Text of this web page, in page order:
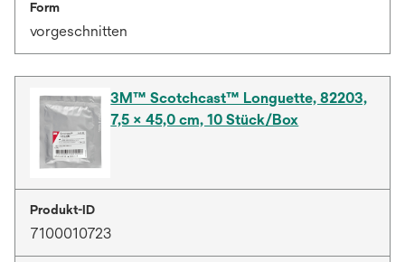
Form
vorgeschnitten
3M™ Scotchcast™ Longuette, 82203,
7,5 × 45,0 cm, 10 Stück/Box
Produkt-ID
7100010723